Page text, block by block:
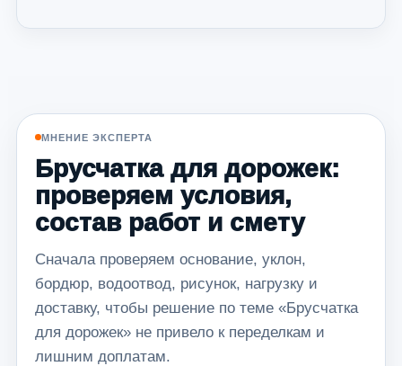
МНЕНИЕ ЭКСПЕРТА
Брусчатка для дорожек:
проверяем условия,
состав работ и смету
Сначала проверяем основание, уклон,
бордюр, водоотвод, рисунок, нагрузку и
доставку, чтобы решение по теме «Брусчатка
для дорожек» не привело к переделкам и
лишним доплатам.